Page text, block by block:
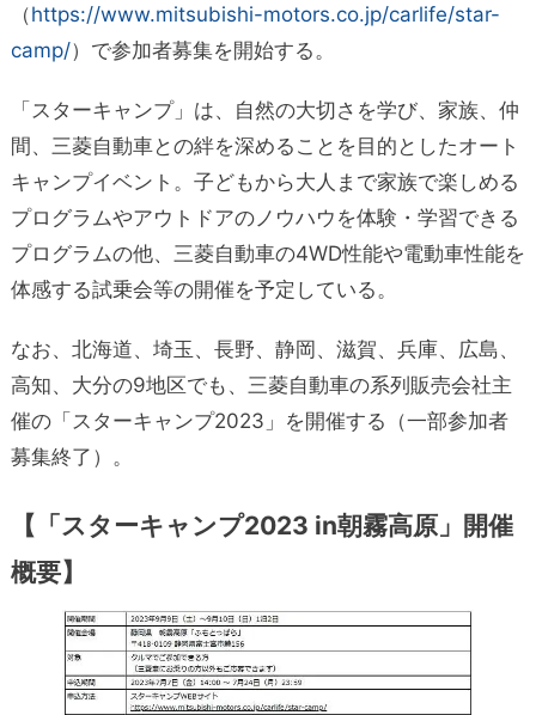
（https://www.mitsubishi-motors.co.jp/carlife/star-
camp/）で参加者募集を開始する。
「スターキャンプ」は、自然の大切さを学び、家族、仲
間、三菱自動車との絆を深めることを目的としたオート
キャンプイベント。子どもから大人まで家族で楽しめる
プログラムやアウトドアのノウハウを体験・学習できる
プログラムの他、三菱自動車の4WD性能や電動車性能を
体感する試乗会等の開催を予定している。
なお、北海道、埼玉、長野、静岡、滋賀、兵庫、広島、
高知、大分の9地区でも、三菱自動車の系列販売会社主
催の「スターキャンプ2023」を開催する（一部参加者
募集終了）。
【「スターキャンプ2023 in朝霧高原」開催
概要】